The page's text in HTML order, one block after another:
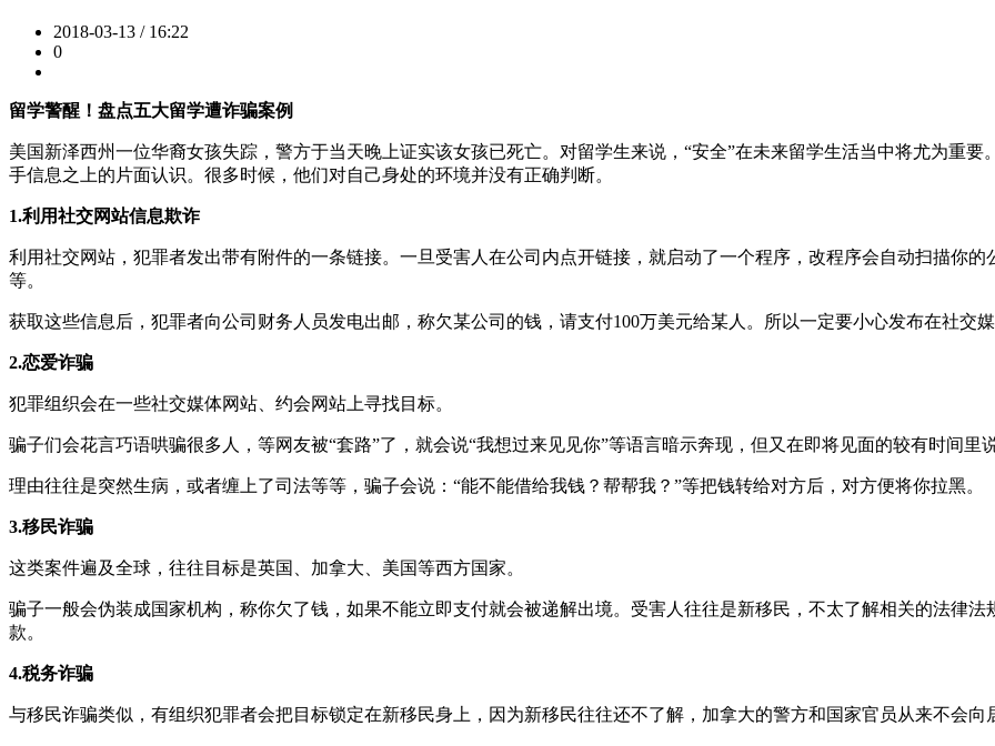
2018-03-13 / 16:22
0
留学警醒！盘点五大留学遭诈骗案例
美国新泽西州一位华裔女孩失踪，警方于当天晚上证实该女孩已死亡。对留学生来说，“安全”在未来留学生活当中将尤为重
手信息之上的片面认识。很多时候，他们对自己身处的环境并没有正确判断。
1.利用社交网站信息欺诈
利用社交网站，犯罪者发出带有附件的一条链接。一旦受害人在公司内点开链接，就启动了一个程序，改程序会自动扫描你
等。
获取这些信息后，犯罪者向公司财务人员发电出邮，称欠某公司的钱，请支付100万美元给某人。所以一定要小心发布在社交
2.恋爱诈骗
犯罪组织会在一些社交媒体网站、约会网站上寻找目标。
骗子们会花言巧语哄骗很多人，等网友被“套路”了，就会说“我想过来见见你”等语言暗示奔现，但又在即将见面的较有时间里
理由往往是突然生病，或者缠上了司法等等，骗子会说：“能不能借给我钱？帮帮我？”等把钱转给对方后，对方便将你拉黑。
3.移民诈骗
这类案件遍及全球，往往目标是英国、加拿大、美国等西方国家。
骗子一般会伪装成国家机构，称你欠了钱，如果不能立即支付就会被递解出境。受害人往往是新移民，不太了解相关的法律法
款。
4.税务诈骗
与移民诈骗类似，有组织犯罪者会把目标锁定在新移民身上，因为新移民往往还不了解，加拿大的警方和国家官员从来不会向